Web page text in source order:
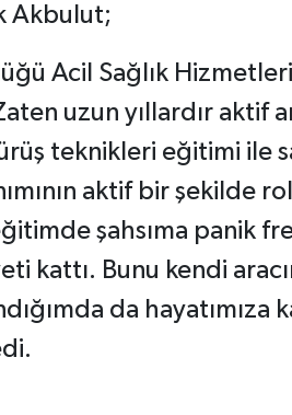
Akbulut;
Acil Sağlık
uzun yıllardır aktif
teknikleri eğitimi ile
aktif bir şekilde
şahsıma panik
kattı. Bunu kendi
da hayatımıza